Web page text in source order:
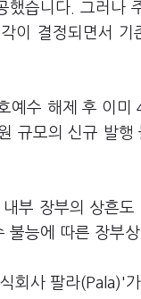
습니다. 그러나
이 결정되면서 기
수 해제 후 이미
규모의 신규 발
부 장부의 상흔
능에 따른 장부
회사 팔라(Pala)'